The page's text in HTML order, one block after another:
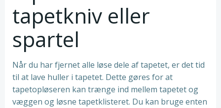
tapetkniv eller
spartel
Når du har fjernet alle løse dele af tapetet, er det tid
til at lave huller i tapetet. Dette gøres for at
tapetopløseren kan trænge ind mellem tapetet og
væggen og løsne tapetklisteret. Du kan bruge enten